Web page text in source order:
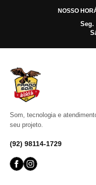
NOSSO
Seg.
Som, tecnologia e
seu projeto.
(92) 98114-1729